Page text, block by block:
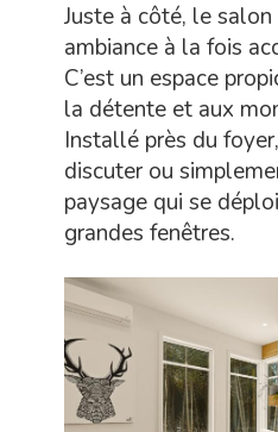
Juste à côté, le
ambiance à la fois
C’est un espace
la détente et aux
Installé près du
discuter ou
paysage qui se
grandes fenêtres.